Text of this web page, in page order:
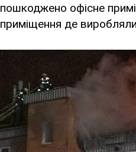
пошкоджено офісне
приміщення де виробляли